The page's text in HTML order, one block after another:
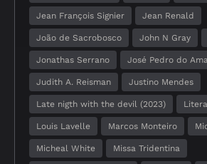
Jean François Signier Jean Renald
João de Sacrobosco John N Gray
Jonathas Serrano José Pedro do
Judith A. Reisman Justino Mendes
Late nigth with the devil (2023)
Louis Lavelle Marcos Monteiro
Micheal White Missa Tridentina